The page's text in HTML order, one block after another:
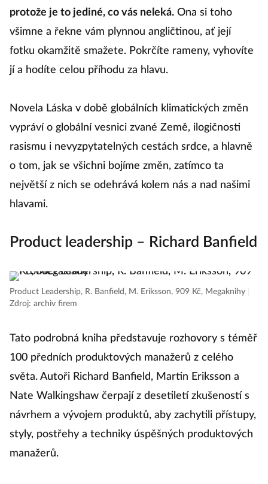
protože je to jediné, co vás neleká. Ona si toho
všimne a řekne vám plynnou angličtinou, ať její
fotku okamžitě smažete. Pokrčíte rameny, vyhovíte
jí a hodíte celou příhodu za hlavu.
Novela Láska v době globálních klimatických změn
vypráví o globální vesnici zvané Země, ilogičnosti
rasismu i nevyzpytatelných cestách srdce, a hlavně
o tom, jak se všichni bojíme změn, zatímco ta
největší z nich se odehrává kolem nás a nad našimi
hlavami.
Product leadership – Richard Banfield
Product Leadership, R. Banfield, M. Eriksson, 909 Kč, Megaknihy
Zdroj: archiv firem
Tato podrobná kniha představuje rozhovory s téměř
100 předních produktových manažerů z celého
světa. Autoři Richard Banfield, Martin Eriksson a
Nate Walkingshaw čerpají z desetiletí zkušeností s
návrhem a vývojem produktů, aby zachytili přístupy,
styly, postřehy a techniky úspěšných produktových
manažerů.